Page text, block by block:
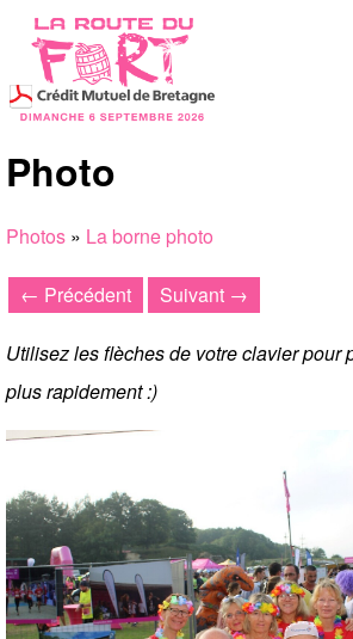
Photo
Photos » La borne photo
← Précédent Suivant →
Utilisez les flèches de votre clavier pour
plus rapidement :)